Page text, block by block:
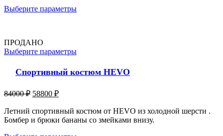
Выберите параметры
ПРОДАНО
Выберите параметры
Спортивный костюм HEVO
84000₽ 58800 ₽
Летний спортивный костюм от HEVO из холодной шерсти .
Бомбер и брюки бананы со змейками внизу.